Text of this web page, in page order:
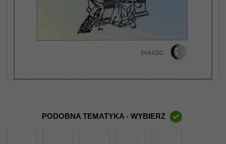
PODOBNA TEMATYKA - WYBIERZ